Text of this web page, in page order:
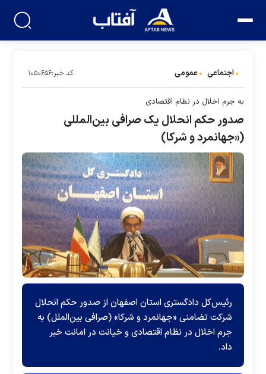
اجتماعی عمومی کد خبر:۱۰۵۰۶۵۶
به جرم اخلال در نظام اقتصادی
صدور حکم انحلال یک صرافی بین‌المللی
(«جهانمرد و شرکا)
رئیس‌کل دادگستری استان اصفهان از صدور حکم انحلال
شرکت تضامنی «جهانمرد و شرکا» (صرافی بین‌الملل) به
جرم اخلال در نظام اقتصادی و خیانت در امانت خبر
داد.